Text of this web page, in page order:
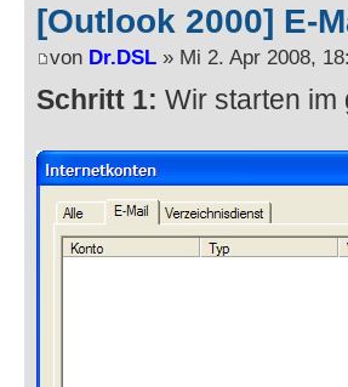
[Outlook 2000] E-
von Dr.DSL » Mi 2. Apr 2008,
Schritt 1: Wir starten im